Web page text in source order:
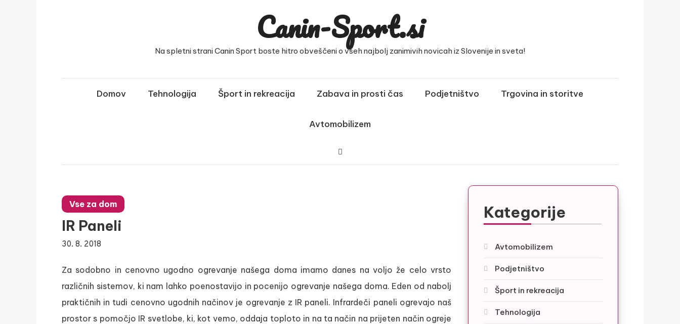
Canin-Sport.si
Na spletni strani Canin Sport boste hitro obveščeni o vseh najbolj zanimivih novicah iz Slovenije in sveta!
Domov Tehnologija Šport in rekreacija Zabava in prosti čas Podjetništvo Trgovina in storitve
Avtomobilizem
Vse za dom
IR Paneli
30. 8. 2018
Za sodobno in cenovno ugodno ogrevanje našega doma imamo danes na voljo že celo vrsto
različnih sistemov, ki nam lahko poenostavijo in pocenijo ogrevanje našega doma. Eden od nabolj
praktičnih in tudi cenovno ugodnih načinov je ogrevanje z IR paneli. Infrardeči paneli ogrevajo naš
prostor s pomočjo IR svetlobe, ki, kot vemo, oddaja toploto in na ta način na prijeten način ogreje
Kategorije
Avtomobilizem
Podjetništvo
Šport in rekreacija
Tehnologija